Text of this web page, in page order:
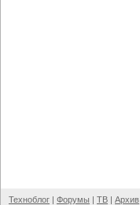
Техноблог | Форумы | ТВ | Архив